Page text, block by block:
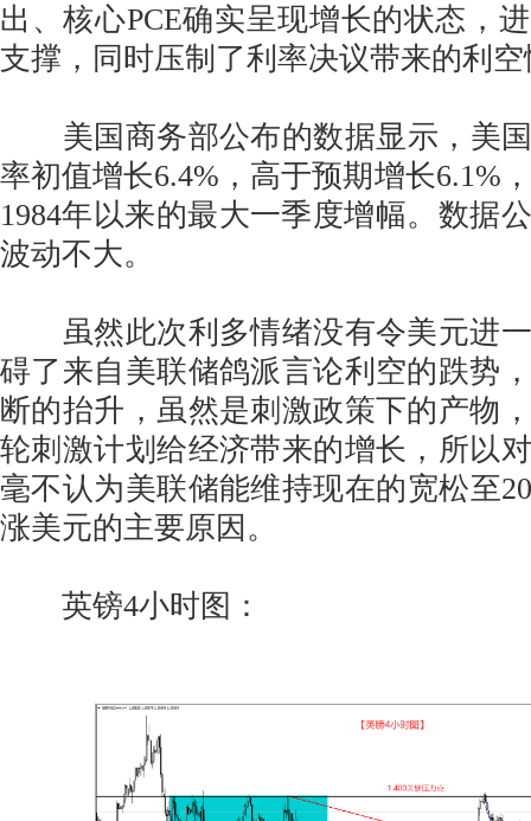
出、核心PCE确实呈现增长的状态，
支撑，同时压制了利率决议带来的利
美国商务部公布的数据显示，美国
率初值增长6.4%，高于预期增长6.1%
1984年以来的最大一季度增幅。数据
波动不大。
虽然此次利多情绪没有令美元进一
碍了来自美联储鸽派言论利空的跌势
断的抬升，虽然是刺激政策下的产物
轮刺激计划给经济带来的增长，所以
毫不认为美联储能维持现在的宽松至
涨美元的主要原因。
英镑4小时图：